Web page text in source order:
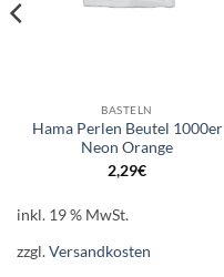
BASTELN
Hama Perlen Beutel 1000er
Neon Orange
2,29€
inkl. 19 % MwSt.
zzgl.Versandkosten